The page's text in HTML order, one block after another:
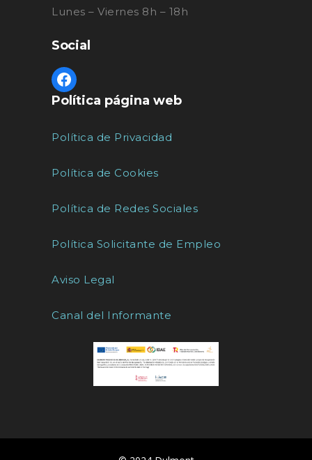
Lunes – Viernes 8h – 18h
Social
Política página web
Política de Privacidad
Política de Cookies
Política de Redes Sociales
Política Solicitante de Empleo
Aviso Legal
Canal del Informante